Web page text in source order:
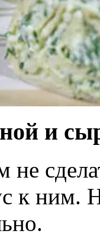
и
к ним.